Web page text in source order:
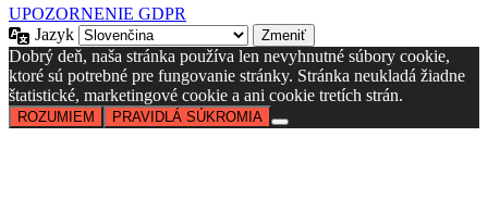
UPOZORNENIE GDPR
Jazyk
Dobrý deň, naša stránka používa len nevyhnutné súbory cookie,
ktoré sú potrebné pre fungovanie stránky. Stránka neukladá žiadne
štatistické, marketingové cookie a ani cookie tretích strán.
ROZUMIEM PRAVIDLÁ SÚKROMIA